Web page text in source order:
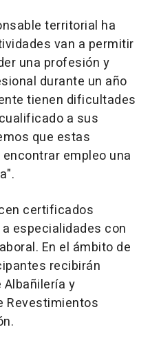
territorial ha
van a permitir
una profesión y
durante un año
tienen dificultades
a sus
que estas
empleo una
certificados
especialidades con
En el ámbito de
recibirán
y
Revestimientos